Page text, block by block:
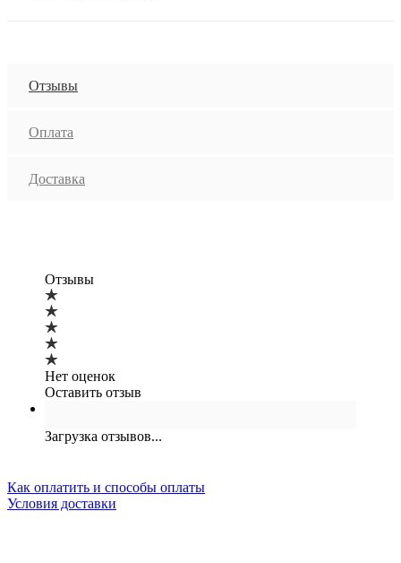
Отзывы
Оплата
Доставка
Отзывы
Нет оценок
Оставить отзыв
Загрузка отзывов...
Как оплатить и способы оплаты
Условия доставки